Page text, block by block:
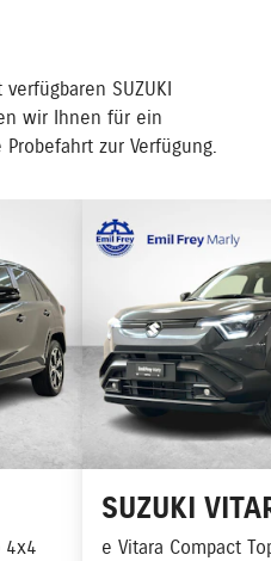
SUZUKI
wir Ihnen für ein
zur Verfügung.
4x4
SUZUKI
e Vitara Compact